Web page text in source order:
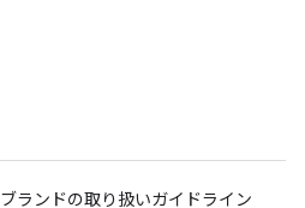
ブランドの取り扱いガイドライン